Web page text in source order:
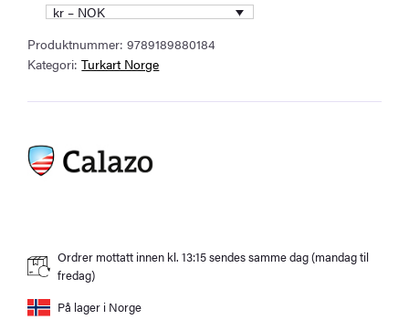
Voss
1:50
000
kr – NOK
Produktnummer:9789189880184
Kategori:Turkart Norge
Ordrer mottatt innen kl. 13:15 sendes samme dag (mandag til
fredag)
På lager i Norge